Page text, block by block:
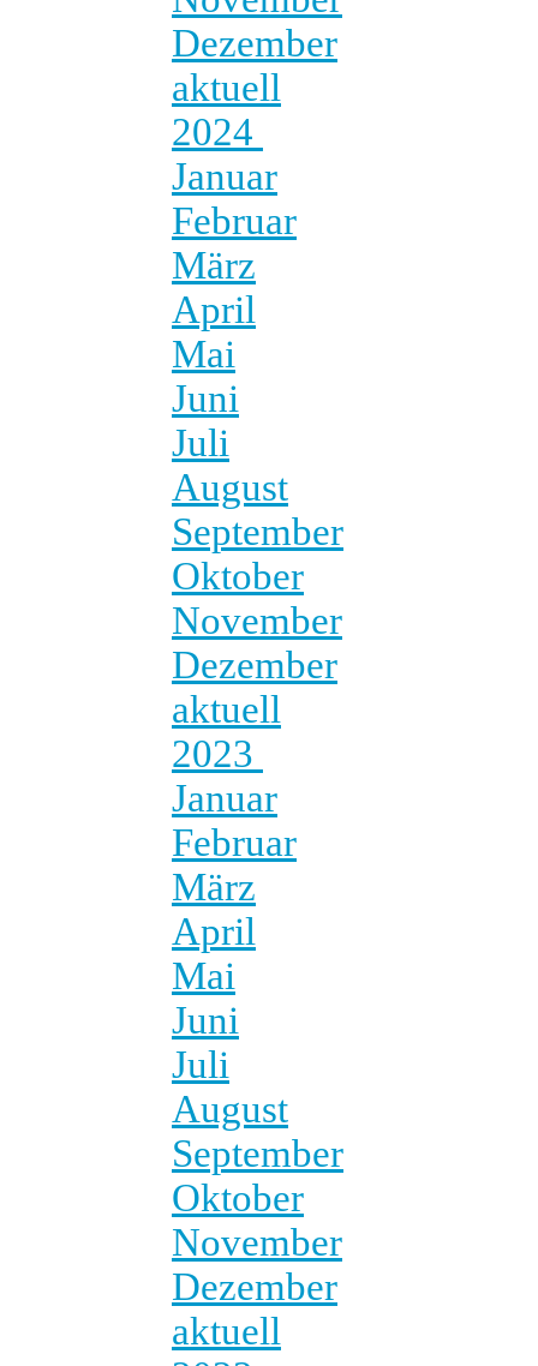
Dezember
aktuell
2024
Januar
Februar
März
April
Mai
Juni
Juli
August
September
Oktober
November
Dezember
aktuell
2023
Januar
Februar
März
April
Mai
Juni
Juli
August
September
Oktober
November
Dezember
aktuell